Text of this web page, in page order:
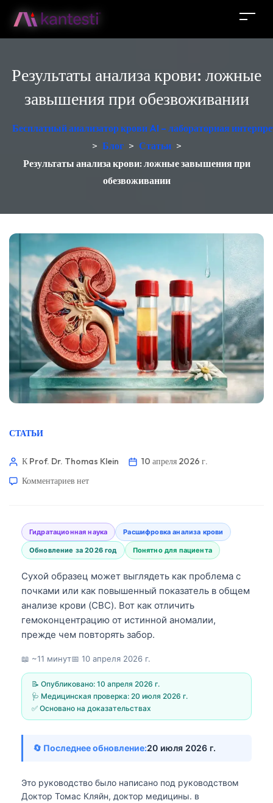
Результаты анализа крови: ложные
завышения при обезвоживании
Бесплатный анализатор крови AI – лабораторная
> Блог > Статьи >
Результаты анализа крови: ложные завышения при
обезвоживании
СТАТЬИ
К Prof. Dr. Thomas Klein
10 апреля 2026 г.
Комментариев нет
Гидратационная наука Расшифровка анализа крови
Обновление за 2026 год Понятно для пациента
Сухой образец может выглядеть как проблема с
почками или как повышенный показатель в общем
анализе крови (CBC). Вот как отличить
гемоконцентрацию от истинной аномалии,
прежде чем повторять забор.
📖 ~11 минут📅 10 апреля 2026 г.
📝 Опубликовано: 10 апреля 2026 г.
🩺 Медицинская проверка: 20 июля 2026 г.
✅ Основано на доказательствах
🔄 Последнее обновление:20 июля 2026 г.
Это руководство было написано под руководством
Доктор Томас Кляйн, доктор медицины. в